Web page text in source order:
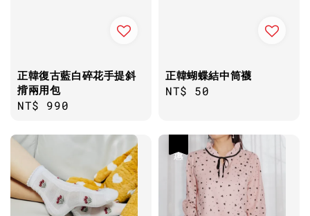
正韓復古藍白碎花手提斜
揹兩用包
Regular
NT$ 990
正韓蝴蝶結中筒襪
Regular
NT$ 50